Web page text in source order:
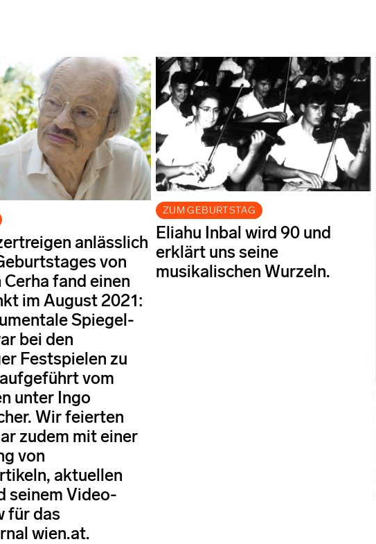
anlässlich
von
fand einen
im August 2021:
Spiegel-
bei den
Festspielen zu
vom
unter Ingo
Wir feierten
zudem mit einer
von
aktuellen
seinem Video-
für das
wien.at.
ZUM GEBURTSTAG
Eliahu Inbal wird 90 und
erklärt uns seine
musikalischen Wurzeln.